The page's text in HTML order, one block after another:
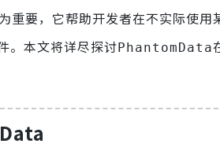
重要，它帮助开发者在不实际使
。本文将详尽探讨PhantomData